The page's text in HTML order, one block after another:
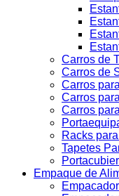
Carros de
Carros de
Carros
Carros
Carros
Racks
Tapetes
Empaque de